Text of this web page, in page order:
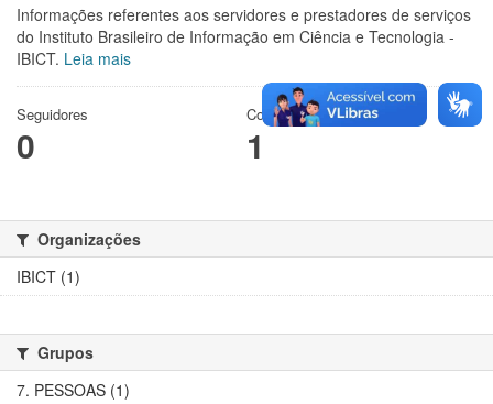
Informações referentes aos servidores e prestadores de serviços
do Instituto Brasileiro de Informação em Ciência e Tecnologia -
IBICT. Leia mais
Seguidores
0
Conjuntos de dados
1
Organizações
IBICT (1)
Grupos
7. PESSOAS (1)